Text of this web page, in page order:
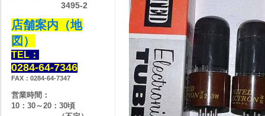
3495-2
店舗案内（地
図）
TEL：
0284-64-7346
FAX：0284-64-7347
営業時間：
10：30～20：30頃